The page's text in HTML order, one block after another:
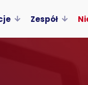
Zespół